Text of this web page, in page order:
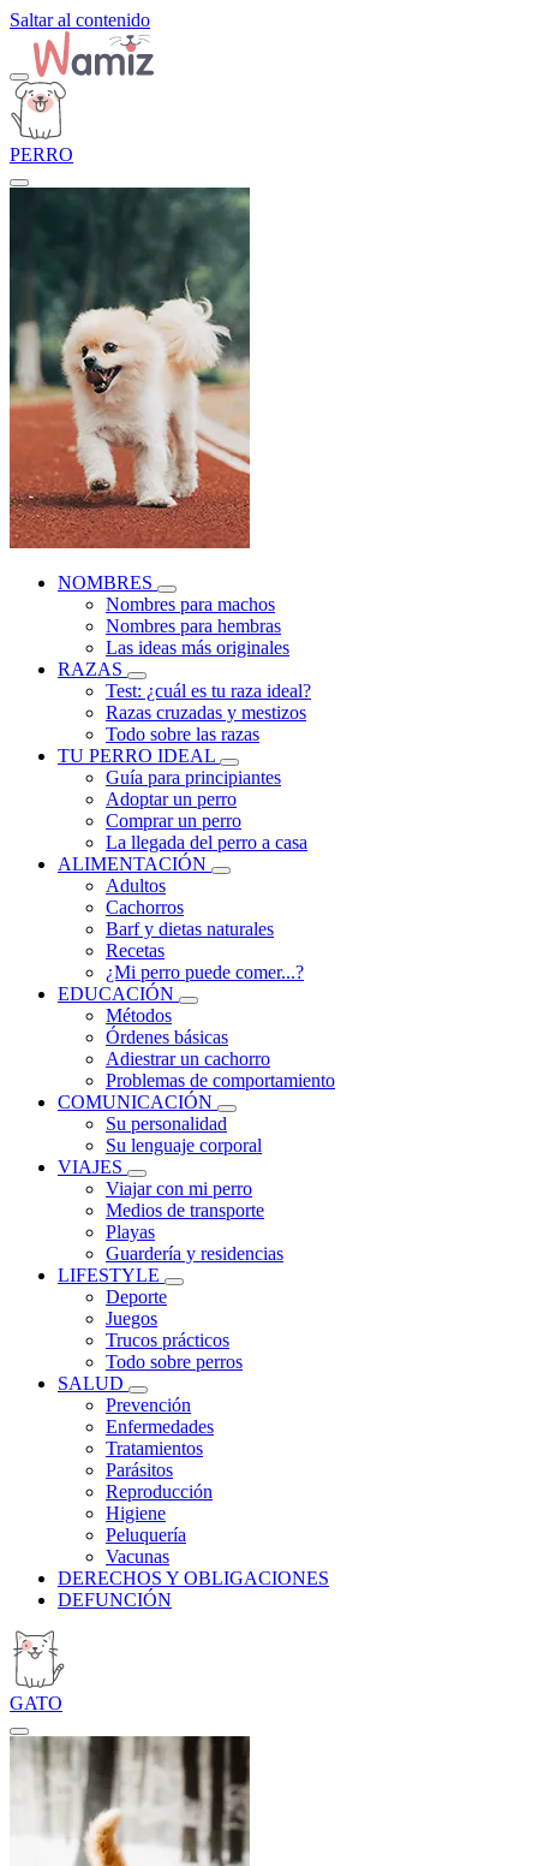
Saltar al contenido
PERRO
NOMBRES
Nombres para machos
Nombres para hembras
Las ideas más originales
RAZAS
Test: ¿cuál es tu raza ideal?
Razas cruzadas y mestizos
Todo sobre las razas
TU PERRO IDEAL
Guía para principiantes
Adoptar un perro
Comprar un perro
La llegada del perro a casa
ALIMENTACIÓN
Adultos
Cachorros
Barf y dietas naturales
Recetas
¿Mi perro puede comer...?
EDUCACIÓN
Métodos
Órdenes básicas
Adiestrar un cachorro
Problemas de comportamiento
COMUNICACIÓN
Su personalidad
Su lenguaje corporal
VIAJES
Viajar con mi perro
Medios de transporte
Playas
Guardería y residencias
LIFESTYLE
Deporte
Juegos
Trucos prácticos
Todo sobre perros
SALUD
Prevención
Enfermedades
Tratamientos
Parásitos
Reproducción
Higiene
Peluquería
Vacunas
DERECHOS Y OBLIGACIONES
DEFUNCIÓN
GATO